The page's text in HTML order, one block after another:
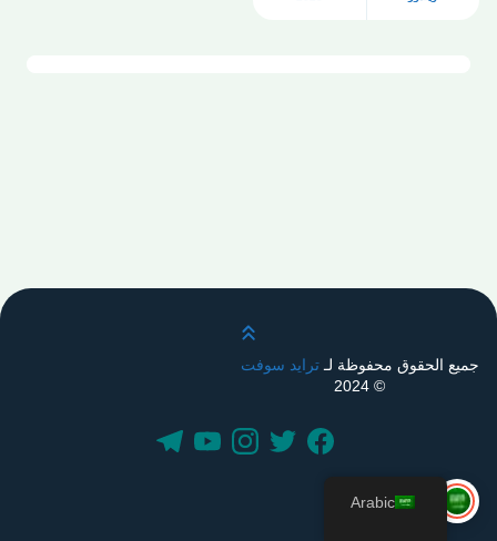
قم بالتمرير لأعلى
جميع الحقوق محفوظة لـترايد سوفت
© 2024
Arabic